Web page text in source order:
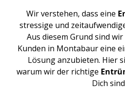
Wir verstehen, dass eine
stressige und
Aus diesem Grund sind
Kunden in Montabaur eine
Lösung anzubieten. Hier
warum wir der richtige
Dich